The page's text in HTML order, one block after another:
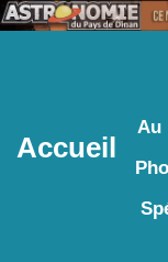
Accueil
Au